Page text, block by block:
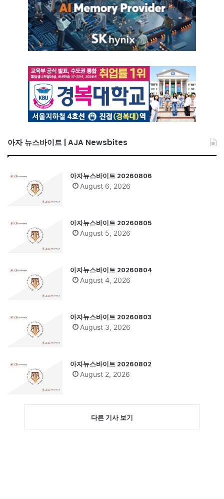
아자 뉴스바이트 | AJA Newsbites
아자뉴스바이트 20260806
August 6, 2026
아자뉴스바이트 20260805
August 5, 2026
아자뉴스바이트 20260804
August 4, 2026
아자뉴스바이트 20260803
August 3, 2026
아자뉴스바이트 20260802
August 2, 2026
다른 기사 보기